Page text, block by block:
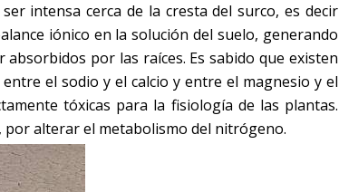
intensa cerca de la cresta del surco, es decir
iónico en la solución del suelo, generando
por las raíces. Es sabido que existen
el sodio y el calcio y entre el magnesio y el
tóxicas para la fisiología de las plantas.
por alterar el metabolismo del nitrógeno.